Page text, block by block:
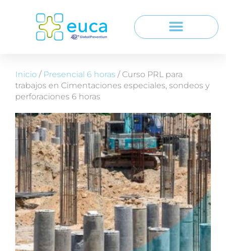
Inicio / Presencial 6 horas / Curso PRL para
trabajos en Cimentaciones especiales, sondeos y
perforaciones 6 horas